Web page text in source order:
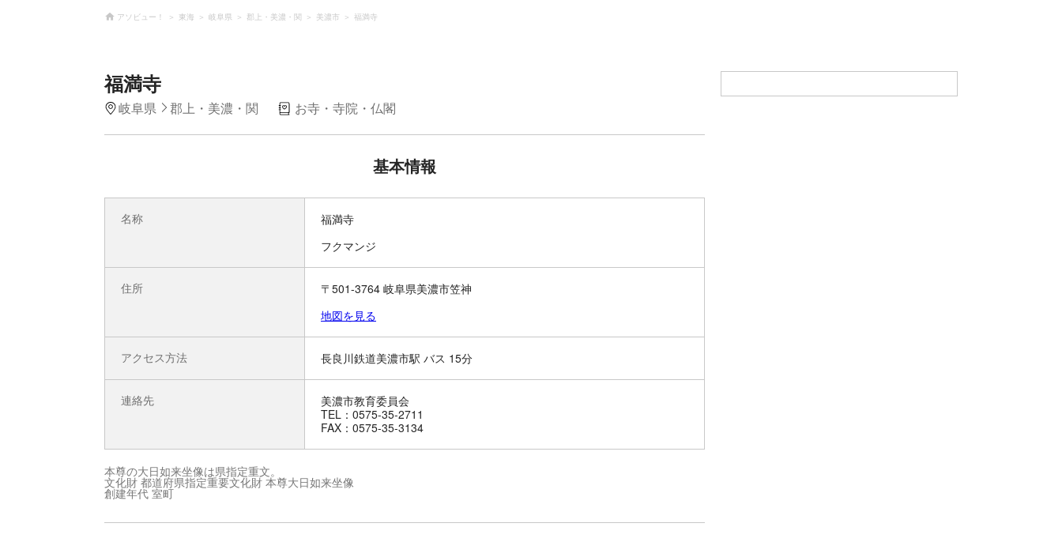
アソビュー！ 東海 岐阜県 郡上・美濃・関 美濃市 福満寺
福満寺
岐阜県 郡上・美濃・関 お寺・寺院・仏閣
基本情報
名称
福満寺
フクマンジ
住所
〒501-3764 岐阜県美濃市笠神
地図を見る
アクセス方法 長良川鉄道美濃市駅 バス 15分
連絡先
美濃市教育委員会
TEL：0575-35-2711
FAX：0575-35-3134
本尊の大日如来坐像は県指定重文。
文化財 都道府県指定重要文化財 本尊大日如来坐像
創建年代 室町